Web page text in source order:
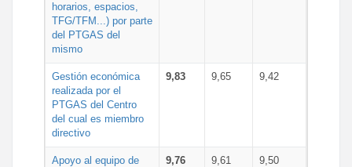
horarios, espacios,
TFG/TFM...) por parte
del PTGAS del
mismo
Gestión económica
realizada por el
PTGAS del Centro
del cual es miembro
directivo
9,83 9,65 9,42
Apoyo al equipo de
9,76 9,61 9,50